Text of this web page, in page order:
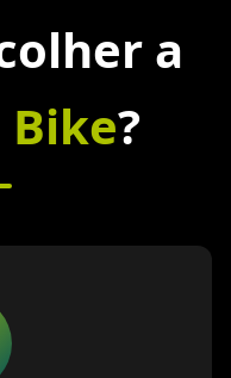
a
Bike?